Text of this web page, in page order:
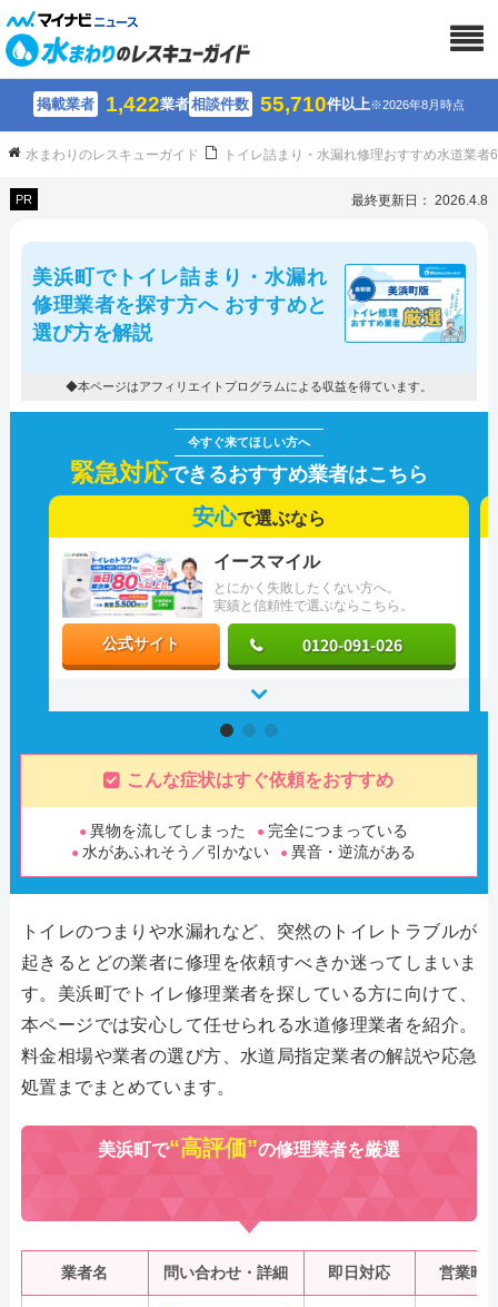
掲載業者 1,422業者相談件数 55,710件以上※2026年8月時点
水まわりのレスキューガイド トイレ詰まり・水漏れ修理おすすめ水道業
PR 最終更新日： 2026.4.8
美浜町でトイレ詰まり・水漏れ
修理業者を探す方へ おすすめと
選び方を解説
◆本ページはアフィリエイトプログラムによる収益を得ています。
緊急対応できるおすすめ業者はこちら
安心で選ぶなら
とにかく失敗したくない方へ。
実績と信頼性で選ぶならこちら。
イースマイル
公式サイト 0120-091-026
こんな症状はすぐ依頼をおすすめ
異物を流してしまった
完全につまっている
水があふれそう／引かない
異音・逆流がある
トイレのつまりや水漏れなど、突然のトイレトラブルが
起きるとどの業者に修理を依頼すべきか迷ってしまいま
す。美浜町でトイレ修理業者を探している方に向けて、
本ページでは安心して任せられる水道修理業者を紹介。
料金相場や業者の選び方、水道局指定業者の解説や応急
処置までまとめています。
美浜町で“高評価”の修理業者を厳選
業者名 問い合わせ・詳細 即日対応 営業時